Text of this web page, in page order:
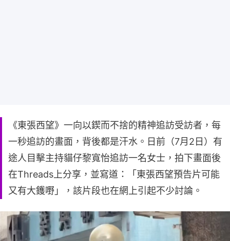
《東張西望》一向以鍥而不捨的精神追訪受訪者，每
一秒追訪的畫面，背後都是汗水。日前（7月2日）有
途人目擊主持貓仔黎寬怡追訪一名女士，拍下畫面後
在Threads上分享，並寫道：「東張西望預告片可能
又有大鑊嘢」，該片段也在網上引起不少討論。